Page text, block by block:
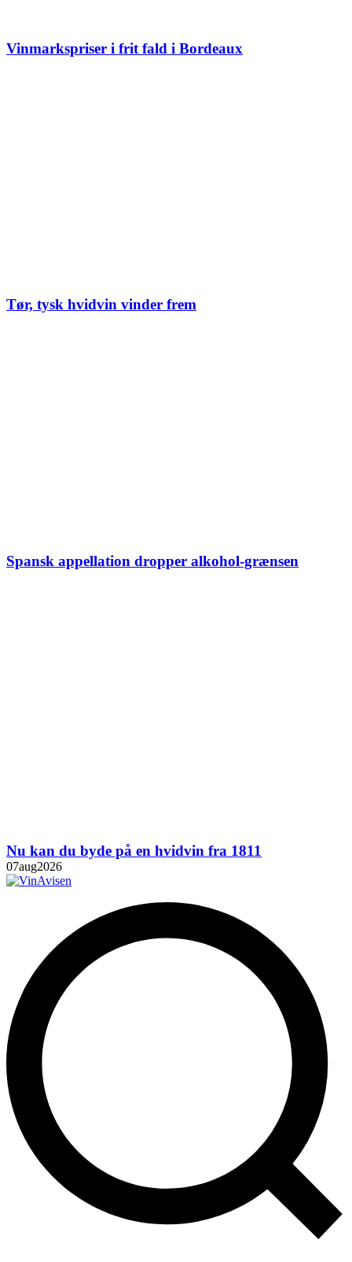
Vinmarkspriser i frit fald i Bordeaux
Tør, tysk hvidvin vinder frem
Spansk appellation dropper alkohol-grænsen
Nu kan du byde på en hvidvin fra 1811
07aug2026